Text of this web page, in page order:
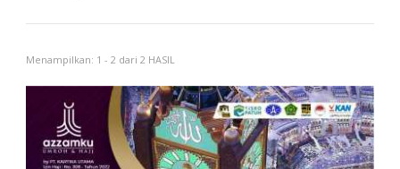
Menampilkan: 1 - 2 dari 2 HASIL